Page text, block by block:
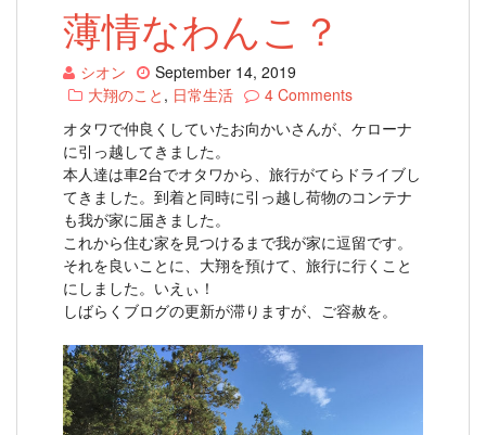
薄情なわんこ？
シオン
September 14, 2019
大翔のこと , 日常生活
4 Comments
オタワで仲良くしていたお向かいさんが、ケローナ
に引っ越してきました。
本人達は車2台でオタワから、旅行がてらドライブし
てきました。到着と同時に引っ越し荷物のコンテナ
も我が家に届きました。
これから住む家を見つけるまで我が家に逗留です。
それを良いことに、大翔を預けて、旅行に行くこと
にしました。いえぃ！
しばらくブログの更新が滞りますが、ご容赦を。